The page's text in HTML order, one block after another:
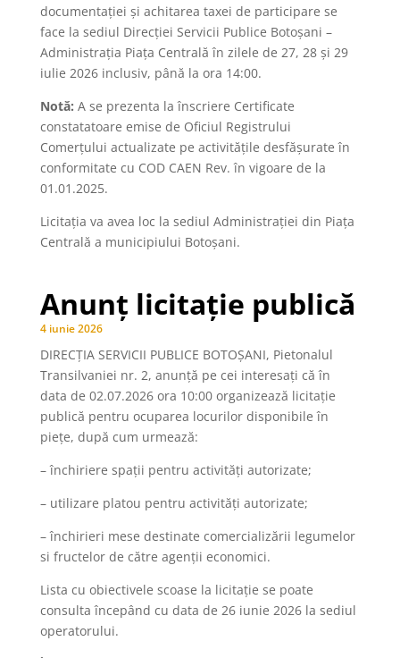
documentației și achitarea taxei de participare se
face la sediul Direcției Servicii Publice Botoșani –
Administrația Piața Centrală în zilele de 27, 28 și 29
iulie 2026 inclusiv, până la ora 14:00.
Notă: A se prezenta la înscriere Certificate
constatatoare emise de Oficiul Registrului
Comerțului actualizate pe activitățile desfășurate în
conformitate cu COD CAEN Rev. în vigoare de la
01.01.2025.
Licitația va avea loc la sediul Administrației din Piața
Centrală a municipiului Botoșani.
Anunț licitație publică
4 iunie 2026
DIRECȚIA SERVICII PUBLICE BOTOȘANI, Pietonalul
Transilvaniei nr. 2, anunţă pe cei interesaţi că în
data de 02.07.2026 ora 10:00 organizează licitaţie
publică pentru ocuparea locurilor disponibile în
piețe, după cum urmează:
– închiriere spații pentru activități autorizate;
– utilizare platou pentru activități autorizate;
– închirieri mese destinate comercializării legumelor
si fructelor de către agenții economici.
Lista cu obiectivele scoase la licitaţie se poate
consulta începând cu data de 26 iunie 2026 la sediul
operatorului.